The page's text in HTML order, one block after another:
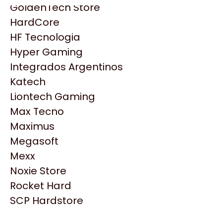
HP
HyperX
INNO3D
Intel
Kingston
Lenovo
Logitech
MSI
NVIDIA GeForce
NZXT
PNY
Palit
Philips
GoldenTech Store
HardCore
HF Tecnologia
Hyper Gaming
Integrados Argentinos
Katech
Liontech Gaming
Max Tecno
Maximus
Megasoft
Mexx
Noxie Store
Rocket Hard
SCP Hardstore
Productos
Similares